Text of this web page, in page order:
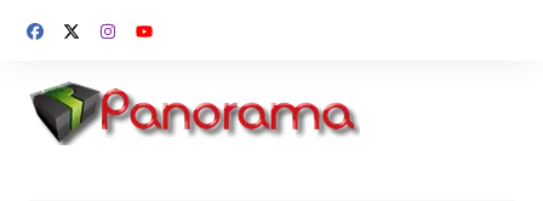
para
conteúdo